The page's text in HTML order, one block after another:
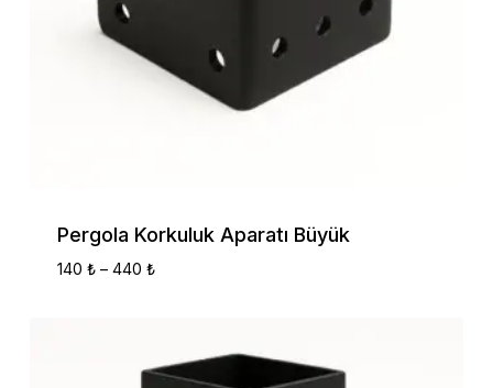
Pergola Korkuluk Aparatı Büyük
140 ₺ – 440 ₺Fiyat